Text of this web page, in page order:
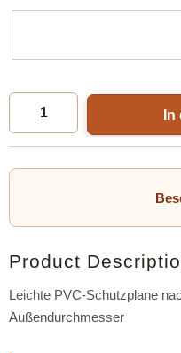
Product
Leichte PVC-Schutzplane
Außendurchmesser